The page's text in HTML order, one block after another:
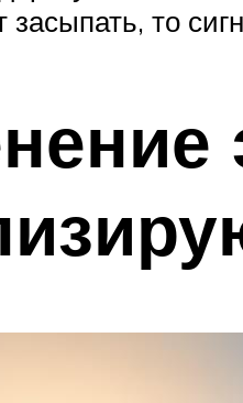
засыпать, то